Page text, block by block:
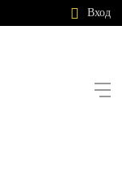
Вход